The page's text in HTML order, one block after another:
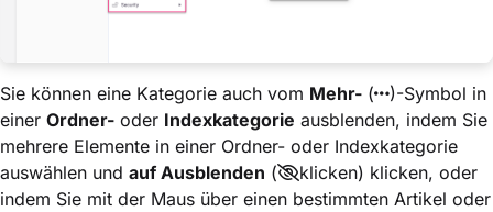
Sie können eine Kategorie auch vom Mehr- (
)-Symbol in
einer Ordner- oder Indexkategorie ausblenden, indem Sie
mehrere Elemente in einer Ordner- oder Indexkategorie
auswählen und auf Ausblenden (
klicken) klicken, oder
indem Sie mit der Maus über einen bestimmten Artikel oder